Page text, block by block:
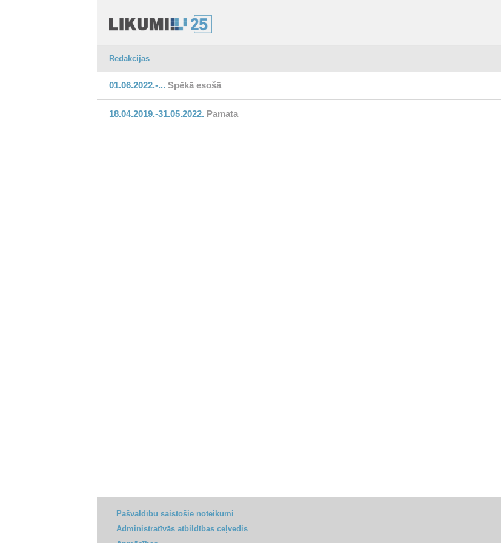
Redakcijas
01.06.2022.-... Spēkā esošā
18.04.2019.-31.05.2022. Pamata
Pašvaldību saistošie noteikumi
Administratīvās atbildības ceļvedis